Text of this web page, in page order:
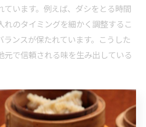
ています。例えば、ダシをとる時間
れのタイミングを細かく調整するこ
ランスが保たれています。こうした
元で信頼される味を生み出している
りと中華の味
のは、素材選びへの徹底したこだわ